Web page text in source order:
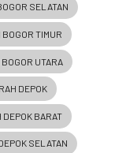
SELATAN
TIMUR
UTARA
DEPOK
BARAT
SELATAN